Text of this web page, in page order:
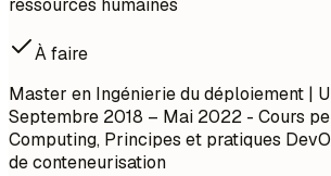
ressources humaines
À faire
Master en Ingénierie du déploiement |
Septembre 2018 – Mai 2022 - Cours
Computing, Principes et pratiques
de conteneurisation